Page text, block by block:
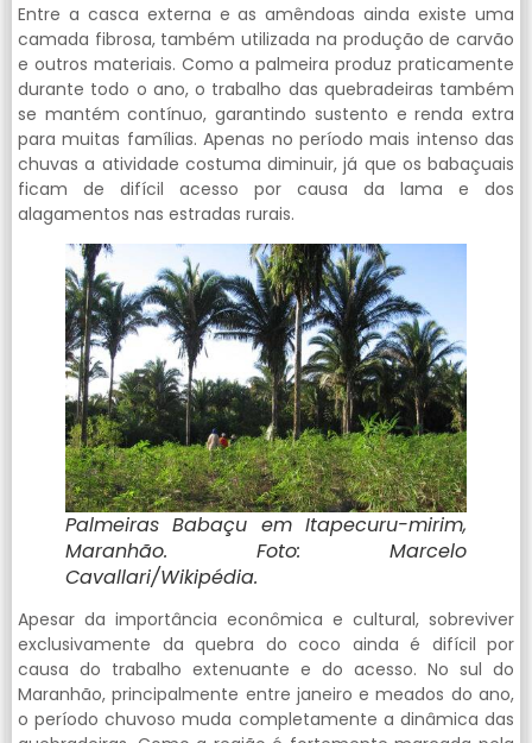
Entre a casca externa e as amêndoas ainda existe uma
camada fibrosa, também utilizada na produção de carvão
e outros materiais. Como a palmeira produz praticamente
durante todo o ano, o trabalho das quebradeiras também
se mantém contínuo, garantindo sustento e renda extra
para muitas famílias. Apenas no período mais intenso das
chuvas a atividade costuma diminuir, já que os babaçuais
ficam de difícil acesso por causa da lama e dos
alagamentos nas estradas rurais.
Palmeiras Babaçu em Itapecuru-mirim,
Maranhão. Foto: Marcelo
Cavallari/Wikipédia.
Apesar da importância econômica e cultural, sobreviver
exclusivamente da quebra do coco ainda é difícil por
causa do trabalho extenuante e do acesso. No sul do
Maranhão, principalmente entre janeiro e meados do ano,
o período chuvoso muda completamente a dinâmica das